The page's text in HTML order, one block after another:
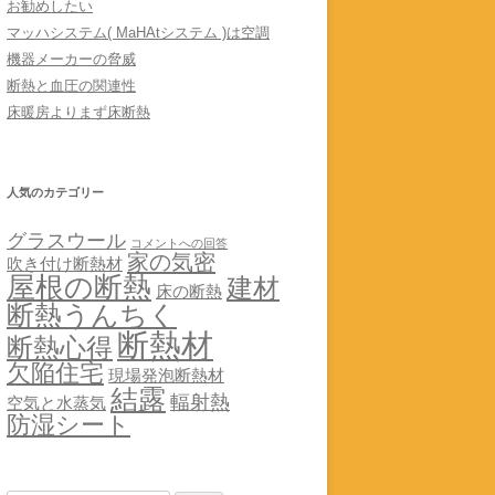
お勧めしたい
マッハシステム( MaHAtシステム )は空調
機器メーカーの脅威
断熱と血圧の関連性
床暖房よりまず床断熱
人気のカテゴリー
グラスウール コメントへの回答
吹き付け断熱材 家の気密
屋根の断熱 床の断熱 建材
断熱うんちく
断熱心得 断熱材
欠陥住宅 現場発泡断熱材
空気と水蒸気 結露 輻射熱
防湿シート